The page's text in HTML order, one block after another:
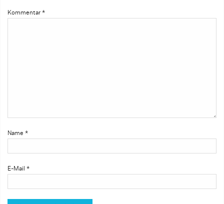
Kommentar *
Name *
E-Mail *